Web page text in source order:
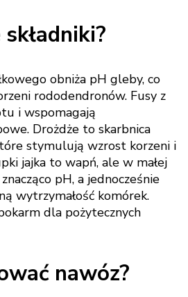
obniża pH gleby, co
rododendronów. Fusy z
i wspomagają
Drożdże to skarbnica
stymulują wzrost korzeni i
jajka to wapń, ale w małej
pH, a jednocześnie
wytrzymałość komórek.
dla pożytecznych
nawóz?